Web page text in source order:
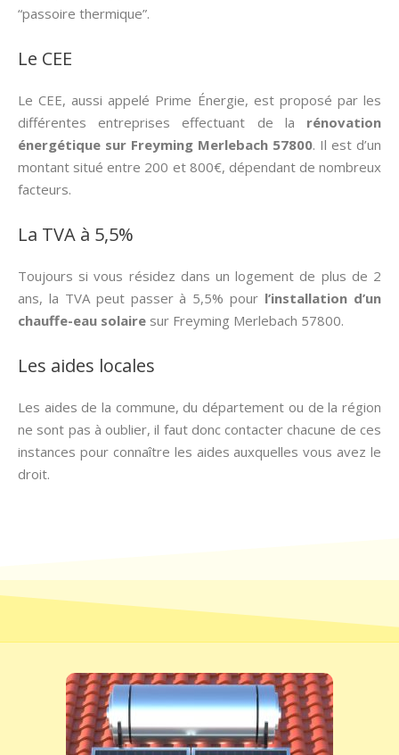
“passoire thermique”.
Le CEE
Le CEE, aussi appelé Prime Énergie, est proposé par les
différentes entreprises effectuant de la rénovation
énergétique sur Freyming Merlebach 57800. Il est d’un
montant situé entre 200 et 800€, dépendant de nombreux
facteurs.
La TVA à 5,5%
Toujours si vous résidez dans un logement de plus de 2
ans, la TVA peut passer à 5,5% pour l’installation d’un
chauffe-eau solaire sur Freyming Merlebach 57800.
Les aides locales
Les aides de la commune, du département ou de la région
ne sont pas à oublier, il faut donc contacter chacune de ces
instances pour connaître les aides auxquelles vous avez le
droit.